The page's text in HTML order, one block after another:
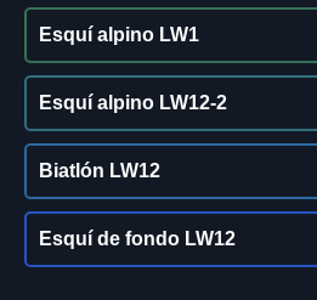
Esquí alpino LW1
Esquí alpino LW12-2
Biatlón LW12
Esquí de fondo LW12